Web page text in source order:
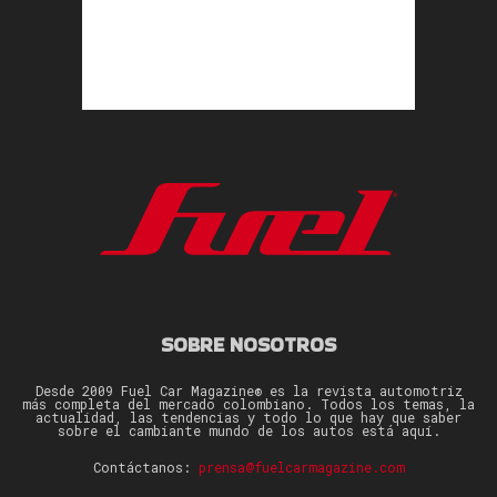
SOBRE NOSOTROS
Desde 2009 Fuel Car Magazine® es la revista automotriz
más completa del mercado colombiano. Todos los temas, la
actualidad, las tendencias y todo lo que hay que saber
sobre el cambiante mundo de los autos está aquí.
Contáctanos: prensa@fuelcarmagazine.com